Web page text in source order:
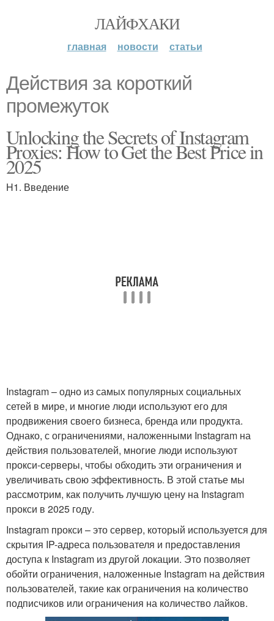
ЛАЙФХАКИ
главная новости статьи
Действия за короткий
промежуток
Unlocking the Secrets of Instagram
Proxies: How to Get the Best Price in
2025
H1. Введение
Instagram – одно из самых популярных социальных
сетей в мире, и многие люди используют его для
продвижения своего бизнеса, бренда или продукта.
Однако, с ограничениями, наложенными Instagram на
действия пользователей, многие люди используют
прокси-серверы, чтобы обходить эти ограничения и
увеличивать свою эффективность. В этой статье мы
рассмотрим, как получить лучшую цену на Instagram
прокси в 2025 году.
Instagram прокси – это сервер, который используется для
скрытия IP-адреса пользователя и предоставления
доступа к Instagram из другой локации. Это позволяет
обойти ограничения, наложенные Instagram на действия
пользователей, такие как ограничения на количество
подписчиков или ограничения на количество лайков.